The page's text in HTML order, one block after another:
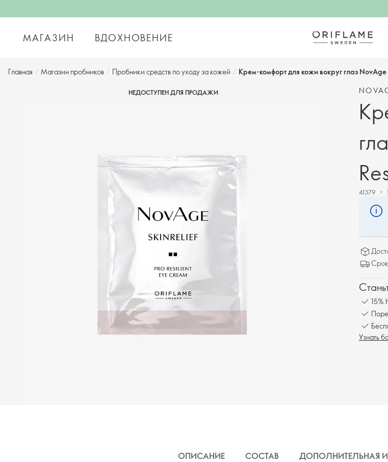
МАГАЗИН ВДОХНОВЕНИЕ
Главная / Магазин пробников / Пробники средств по уходу за кожей / Крем-комфорт для кожи вокруг глаз
НЕДОСТУПЕН ДЛЯ ПРОДАЖИ
41379
Срок
15%
Узнать
ОПИСАНИЕ СОСТАВ ДОПОЛНИТЕЛЬНАЯ